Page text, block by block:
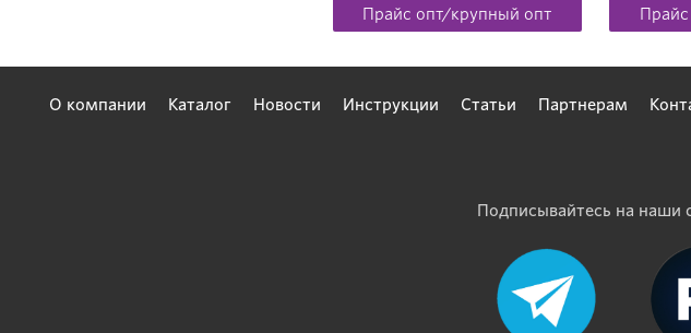
Прайс опт/крупный опт
О компании Каталог Новости Инструкции Статьи Партнерам
Подписывайтесь на наши